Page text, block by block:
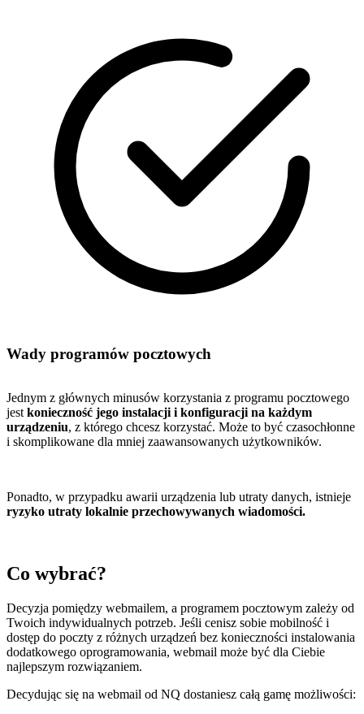
Wady programów pocztowych
Jednym z głównych minusów korzystania z programu pocztowego
jestkonieczność jego instalacji i konfiguracji na każdym
urządzeniu, z którego chcesz korzystać. Może to być czasochłonne
i skomplikowane dla mniej zaawansowanych użytkowników.
Ponadto, w przypadku awarii urządzenia lub utraty danych, istnieje
ryzyko utraty lokalnie przechowywanych wiadomości.
Co wybrać?
Decyzja pomiędzy webmailem, a programem pocztowym zależy od
Twoich indywidualnych potrzeb. Jeśli cenisz sobie mobilność i
dostęp do poczty z różnych urządzeń bez konieczności instalowania
dodatkowego oprogramowania, webmail może być dla Ciebie
najlepszym rozwiązaniem.
Decydując się na webmail od NQ dostaniesz całą gamę możliwości: